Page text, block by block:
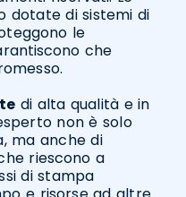
dotate di sistemi di
le
che
di alta qualità e in
non è solo
ma anche di
riescono a
di stampa